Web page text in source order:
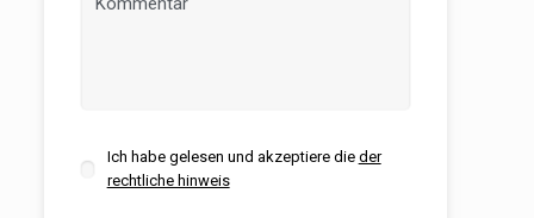
Ich habe gelesen und akzeptiere die der
rechtliche hinweis
aktiv
Der